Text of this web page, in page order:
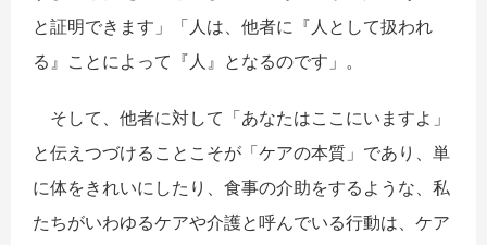
と証明できます」「人は、他者に『人として扱われ
る』ことによって『人』となるのです」。
そして、他者に対して「あなたはここにいますよ」
と伝えつづけることこそが「ケアの本質」であり、単
に体をきれいにしたり、食事の介助をするような、私
たちがいわゆるケアや介護と呼んでいる行動は、ケア